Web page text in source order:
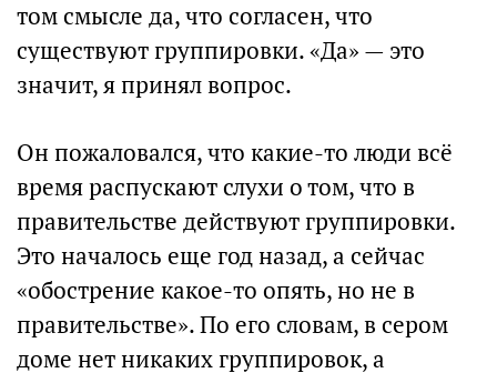
том смысле да, что согласен, что
существуют группировки. «Да» — это
значит, я принял вопрос.
Он пожаловался, что какие-то люди всё
время распускают слухи о том, что в
правительстве действуют группировки.
Это началось еще год назад, а сейчас
«обострение какое-то опять, но не в
правительстве». По его словам, в сером
доме нет никаких группировок, а